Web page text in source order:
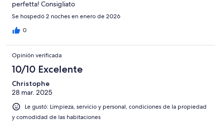
perfetta! Consigliato
Se hospedó 2 noches en enero de 2026
0
Opinión verificada
10/10 Excelente
Christophe
28 mar. 2025
Le gustó: Limpieza, servicio y personal, condiciones de la propiedad
y comodidad de las habitaciones